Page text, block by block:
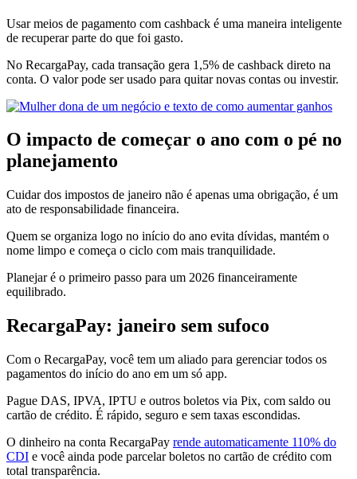
Usar meios de pagamento com cashback é uma maneira inteligente
de recuperar parte do que foi gasto.
No RecargaPay, cada transação gera 1,5% de cashback direto na
conta. O valor pode ser usado para quitar novas contas ou investir.
O impacto de começar o ano com o pé no
planejamento
Cuidar dos impostos de janeiro não é apenas uma obrigação, é um
ato de responsabilidade financeira.
Quem se organiza logo no início do ano evita dívidas, mantém o
nome limpo e começa o ciclo com mais tranquilidade.
Planejar é o primeiro passo para um 2026 financeiramente
equilibrado.
RecargaPay: janeiro sem sufoco
Com o RecargaPay, você tem um aliado para gerenciar todos os
pagamentos do início do ano em um só app.
Pague DAS, IPVA, IPTU e outros boletos via Pix, com saldo ou
cartão de crédito. É rápido, seguro e sem taxas escondidas.
O dinheiro na conta RecargaPay rende automaticamente 110% do
CDI e você ainda pode parcelar boletos no cartão de crédito com
total transparência.